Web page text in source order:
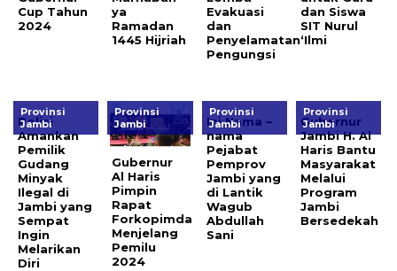
Cup Tahun
2024
ya
Ramadan
1445 Hijriah
Evakuasi
dan
Penyelamatan
Pengungsi
dan Siswa
SIT Nurul
‘Ilmi
Provinsi
Jambi
Polisi
Amankan
Pemilik
Gudang
Minyak
Ilegal di
Jambi yang
Sempat
Ingin
Melarikan
Diri
Provinsi
Jambi
Gubernur
Al Haris
Pimpin
Rapat
Forkopimda
Menjelang
Pemilu
2024
Provinsi
Jambi
Ini Nama –
nama
Pejabat
Pemprov
Jambi yang
di Lantik
Wagub
Abdullah
Sani
Provinsi
Jambi
Gubernur
Jambi H. Al
Haris Bantu
Masyarakat
Melalui
Program
Jambi
Bersedekah